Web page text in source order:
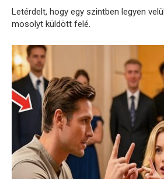
Letérdelt, hogy egy szintben legyen
mosolyt küldött felé.